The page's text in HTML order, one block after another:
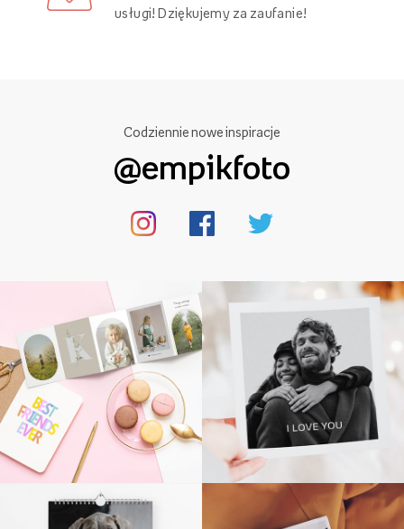
usługi! Dziękujemy za zaufanie!
Codziennie nowe inspiracje
@empikfoto